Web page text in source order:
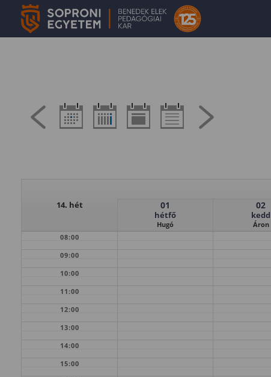
14. hét
01
hétfő
Hugó
02
kedd
Áron
08:00
09:00
10:00
11:00
12:00
13:00
14:00
15:00